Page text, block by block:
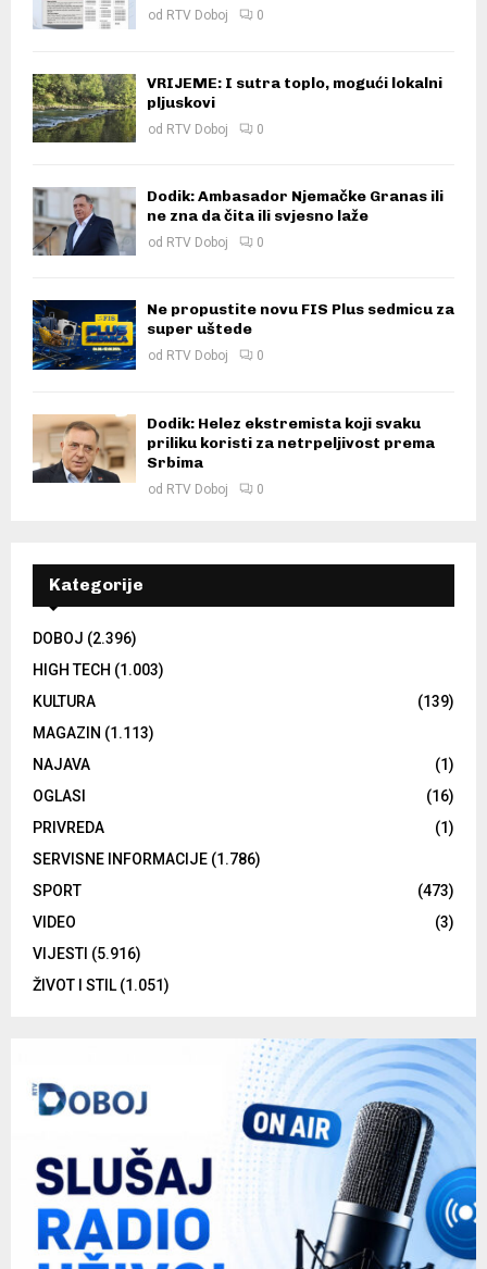
od RTV Doboj 0
VRIJEME: I sutra toplo, mogući lokalni
pljuskovi
od RTV Doboj 0
Dodik: Ambasador Njemačke Granas ili
ne zna da čita ili svjesno laže
od RTV Doboj 0
Ne propustite novu FIS Plus sedmicu za
super uštede
od RTV Doboj 0
Dodik: Helez ekstremista koji svaku
priliku koristi za netrpeljivost prema
Srbima
od RTV Doboj 0
Kategorije
DOBOJ (2.396)
HIGH TECH (1.003)
KULTURA
(139)
MAGAZIN (1.113)
NAJAVA
(1)
OGLASI
(16)
PRIVREDA
(1)
SERVISNE INFORMACIJE (1.786)
SPORT
(473)
VIDEO
(3)
VIJESTI (5.916)
ŽIVOT I STIL (1.051)